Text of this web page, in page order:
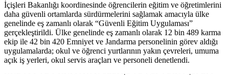
İçişleri Bakanlığı koordinesinde öğrencilerin eğitim ve öğretimlerini
daha güvenli ortamlarda sürdürmelerini sağlamak amacıyla ülke
genelinde eş zamanlı olarak “Güvenli Eğitim Uygulaması”
gerçekleştirildi. Ülke genelinde eş zamanlı olarak 12 bin 489 karma
ekip ile 42 bin 420 Emniyet ve Jandarma personelinin görev aldığı
uygulamalarda; okul ve öğrenci yurtlarının yakın çevreleri, umuma
açık iş yerleri, okul servis araçları ve personeli denetlendi.